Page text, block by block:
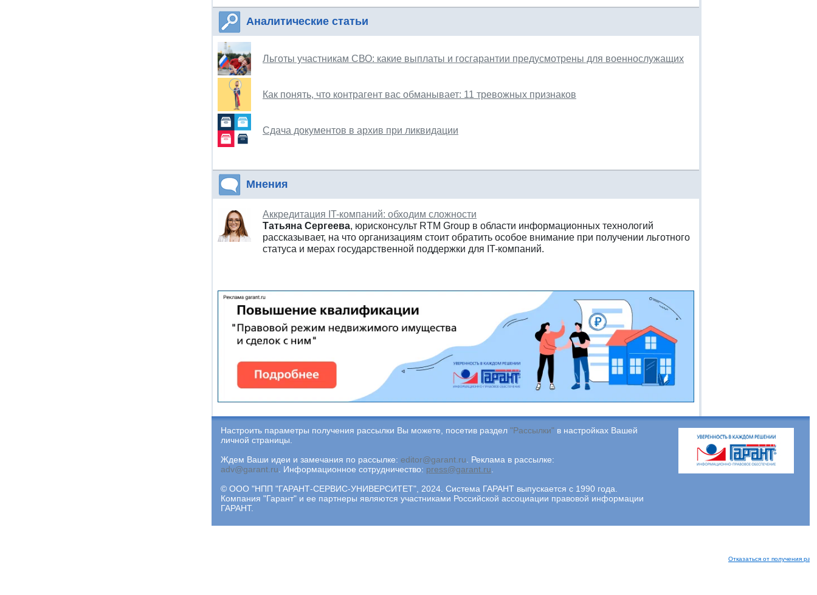
Аналитические статьи
Льготы участникам СВО: какие выплаты и госгарантии предусмотрены для военнослужащих
Как понять, что контрагент вас обманывает: 11 тревожных признаков
Сдача документов в архив при ликвидации
Мнения
Аккредитация IT-компаний: обходим сложности
Татьяна Сергеева, юрисконсульт RTM Group в области информационных технологий
рассказывает, на что организациям стоит обратить особое внимание при получении льготного
статуса и мерах государственной поддержки для IT-компаний.
Настроить параметры получения рассылки Вы можете, посетив раздел "Рассылки" в настройках Вашей
личной страницы.
Ждем Ваши идеи и замечания по рассылке: editor@garant.ru. Реклама в рассылке:
adv@garant.ru. Информационное сотрудничество: press@garant.ru.
© ООО "НПП "ГАРАНТ-СЕРВИС-УНИВЕРСИТЕТ", 2024. Система ГАРАНТ выпускается с 1990 года.
Компания "Гарант" и ее партнеры являются участниками Российской ассоциации правовой информации
ГАРАНТ.
Отказаться от получения